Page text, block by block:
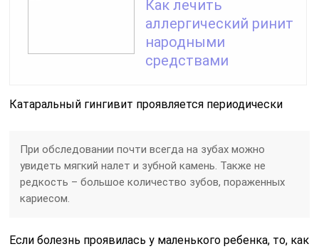
Как лечить
аллергический ринит
народными
средствами
Катаральный гингивит проявляется периодически
При обследовании почти всегда на зубах можно
увидеть мягкий налет и зубной камень. Также не
редкость – большое количество зубов, пораженных
кариесом.
Если болезнь проявилась у маленького ребенка, то, как